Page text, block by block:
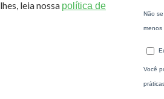
leia nossa política de